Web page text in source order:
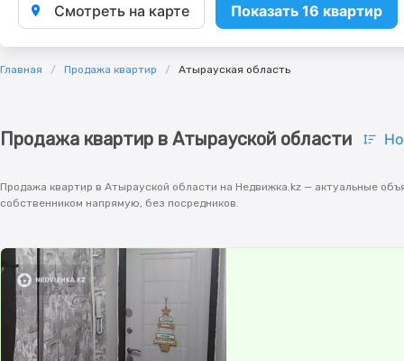
Смотреть на карте Показать 16 квартир
Главная Продажа квартир Атырауская область
Продажа квартир в Атырауской области
Продажа квартир в Атырауской области на Недвижка.kz — актуальные
собственником напрямую, без посредников.